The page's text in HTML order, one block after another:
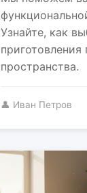
Узнайте, как
пространства.
👤 Иван Петров